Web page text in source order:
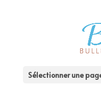
Sélectionner une